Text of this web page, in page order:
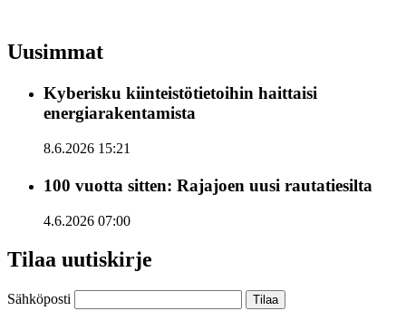
Uusimmat
Kyberisku kiinteistötietoihin haittaisi
energiarakentamista
8.6.2026 15:21
100 vuotta sitten: Rajajoen uusi rautatiesilta
4.6.2026 07:00
Tilaa uutiskirje
Sähköposti